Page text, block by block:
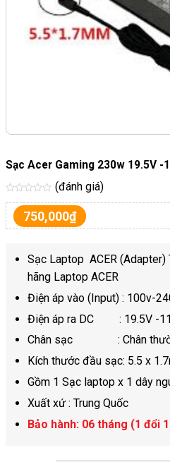
Sạc Acer Gaming 230w 19.5V -
Được
xếp
hạng
5
(đánh giá)
750,000₫
Sạc Laptop ACER (Adapter)
hãng Laptop ACER
Điện áp vào (Input) : 100v-
Điện áp ra DC : 19.5V -
Chân sạc : Chân
Kích thước đầu sạc: 5.5 x
Gồm 1 Sạc laptop x 1 dây
Xuất xứ : Trung Quốc
Bảo hành: 06 tháng (1 đổi